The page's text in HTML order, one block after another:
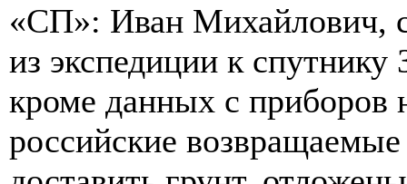
«СП»: Иван Михайлович,
из экспедиции к
кроме данных с приборов
российские